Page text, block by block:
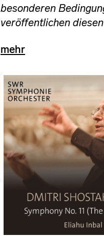
besonderen
veröffentlichen
mehr